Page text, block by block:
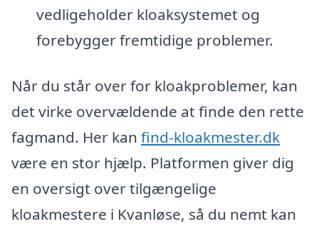
vedligeholder kloaksystemet og
forebygger fremtidige problemer.
Når du står over for kloakproblemer, kan
det virke overvældende at finde den rette
fagmand. Her kan find-kloakmester.dk
være en stor hjælp. Platformen giver dig
en oversigt over tilgængelige
kloakmestere i Kvanløse, så du nemt kan